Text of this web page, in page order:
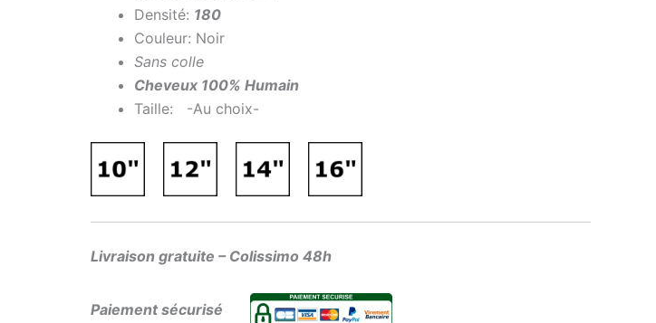
Densité: 180
Couleur: Noir
Sans colle
Cheveux 100% Humain
Taille: -Au choix-
Livraison gratuite – Colissimo 48h
Paiement sécurisé